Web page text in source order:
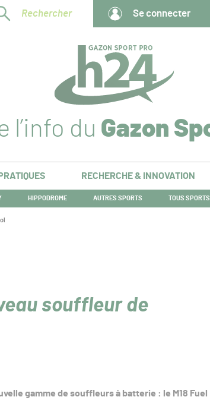
Rechercher Se connecter
l’info du Gazon
PRATIQUES RECHERCHE & INNOVATION
HIPPODROME AUTRES SPORTS TOUS SPORTS
souffleur de
gamme de souffleurs à batterie : le M18 Fuel